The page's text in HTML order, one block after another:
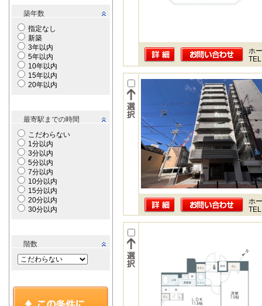
築年数
指定なし
新築
3年以内
5年以内
10年以内
15年以内
20年以内
最寄駅までの時間
こだわらない
1分以内
3分以内
5分以内
7分以内
10分以内
15分以内
20分以内
30分以内
階数
ホ
ホ